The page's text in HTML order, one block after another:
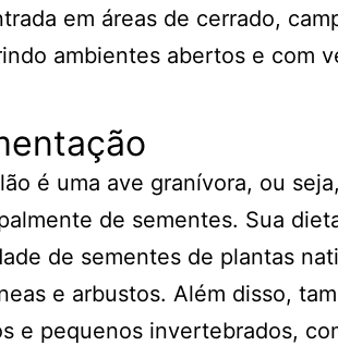
em áreas de cerrado,
ambientes abertos e com
é uma ave granívora, ou
de sementes. Sua
de sementes de plantas
e arbustos. Além disso,
e pequenos invertebrados,